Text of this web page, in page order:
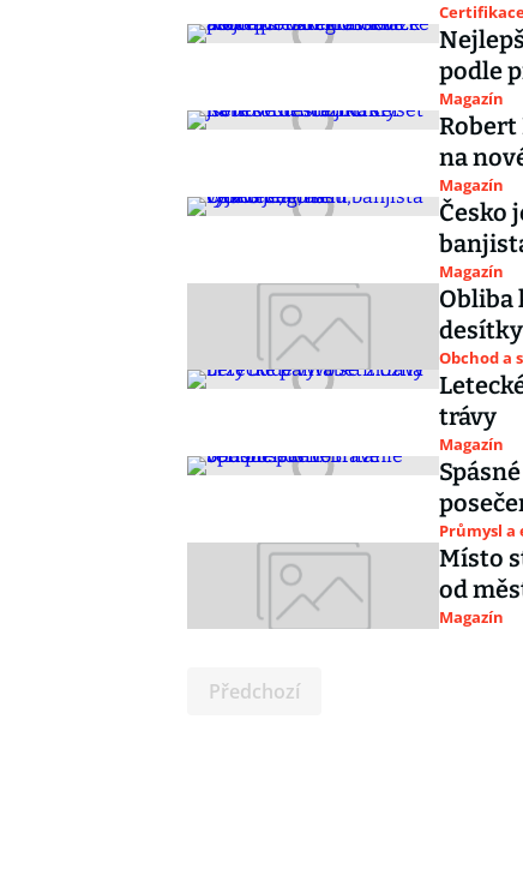
podle
Magazín
Robert
na
Magazín
Česko
Magazín
Obliba
Obchod a
trávy
Magazín
Průmysl
Místo
od
Magazín
Předchozí